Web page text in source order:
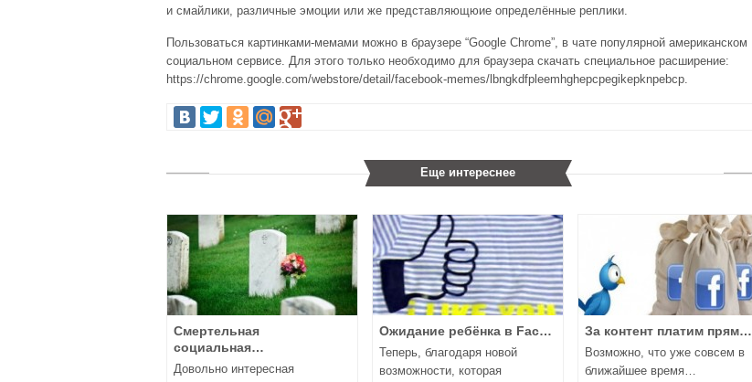
и смайлики, различные эмоции или же представляющюие определённые реплики.
Пользоваться картинками-мемами можно в браузере “Google Chrome”, в чате популярной американском
социальном сервисе. Для этого только необходимо для браузера скачать специальное расширение:
https://chrome.google.com/webstore/detail/facebook-memes/lbngkdfpleemhghepcpegikepknpebcp.
Еще интереснее
Смертельная
социальная…
Довольно интересная
Ожидание ребёнка в Fac…
Теперь, благодаря новой
возможности, которая
За контент платим прям…
Возможно, что уже совсем в
ближайшее время…